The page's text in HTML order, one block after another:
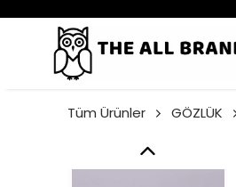
Tüm Ürünler GÖZLÜK